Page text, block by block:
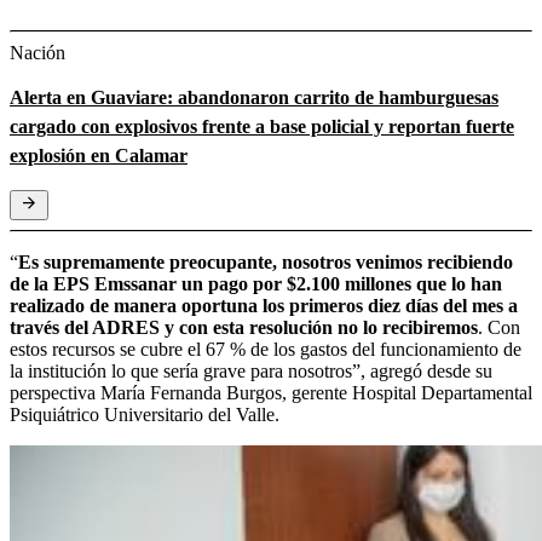
Nación
Alerta en Guaviare: abandonaron carrito de hamburguesas
cargado con explosivos frente a base policial y reportan fuerte
explosión en Calamar
“Es supremamente preocupante, nosotros venimos recibiendo
de la EPS Emssanar un pago por $2.100 millones que lo han
realizado de manera oportuna los primeros diez días del mes a
través del ADRES y con esta resolución no lo recibiremos. Con
estos recursos se cubre el 67 % de los gastos del funcionamiento de
la institución lo que sería grave para nosotros”, agregó desde su
perspectiva María Fernanda Burgos, gerente Hospital Departamental
Psiquiátrico Universitario del Valle.